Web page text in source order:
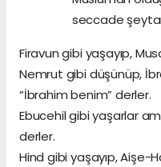
seccade
Firavun gibi yaşayıp,
Nemrut gibi düşünüp,
“İbrahim benim” derler.
Ebucehil gibi yaşarlar
derler.
Hind gibi yaşayıp,